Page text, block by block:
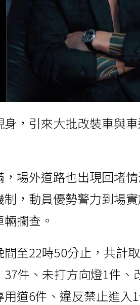
，引來大批改裝車與
場外道路也出現回堵
制，動員優勢警力到場
攔查。
至22時50分止，共計
件、未打方向燈1件、
道6件、違反禁止進入